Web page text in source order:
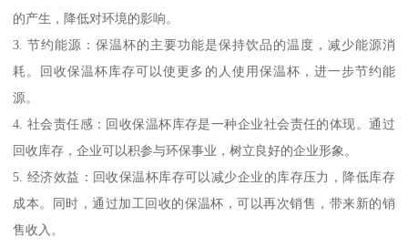
的产生，降低对环境的影响。
3. 节约能源：保温杯的主要功能是保持饮品的温度，减少能源消
耗。回收保温杯库存可以使更多的人使用保温杯，进一步节约能
源。
4. 社会责任感：回收保温杯库存是一种企业社会责任的体现。通过
回收库存，企业可以积参与环保事业，树立良好的企业形象。
5. 经济效益：回收保温杯库存可以减少企业的库存压力，降低库存
成本。同时，通过加工回收的保温杯，可以再次销售，带来新的销
售收入。